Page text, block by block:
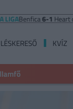
6-1Heart of
KVÍZ